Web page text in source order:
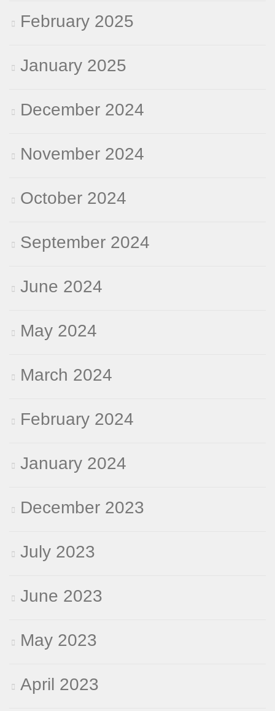
February 2025
January 2025
December 2024
November 2024
October 2024
September 2024
June 2024
May 2024
March 2024
February 2024
January 2024
December 2023
July 2023
June 2023
May 2023
April 2023